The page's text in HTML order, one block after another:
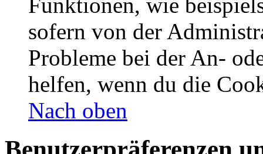
sofern von der
Probleme bei der An-
helfen, wenn du die
Nach oben